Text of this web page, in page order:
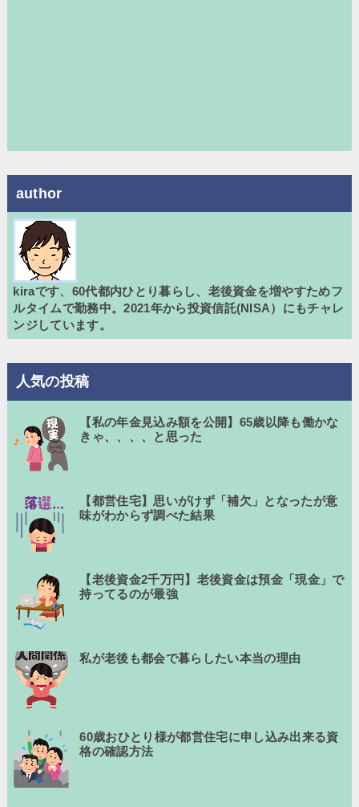
author
kiraです、60代都内ひとり暮らし、老後資金を増やすためフ
ルタイムで勤務中。2021年から投資信託(NISA）にもチャレ
ンジしています。
人気の投稿
【私の年金見込み額を公開】65歳以降も働かな
きゃ、、、、と思った
【都営住宅】思いがけず「補欠」となったが意
味がわからず調べた結果
【老後資金2千万円】老後資金は預金「現金」で
持ってるのが最強
私が老後も都会で暮らしたい本当の理由
60歳おひとり様が都営住宅に申し込み出来る資
格の確認方法